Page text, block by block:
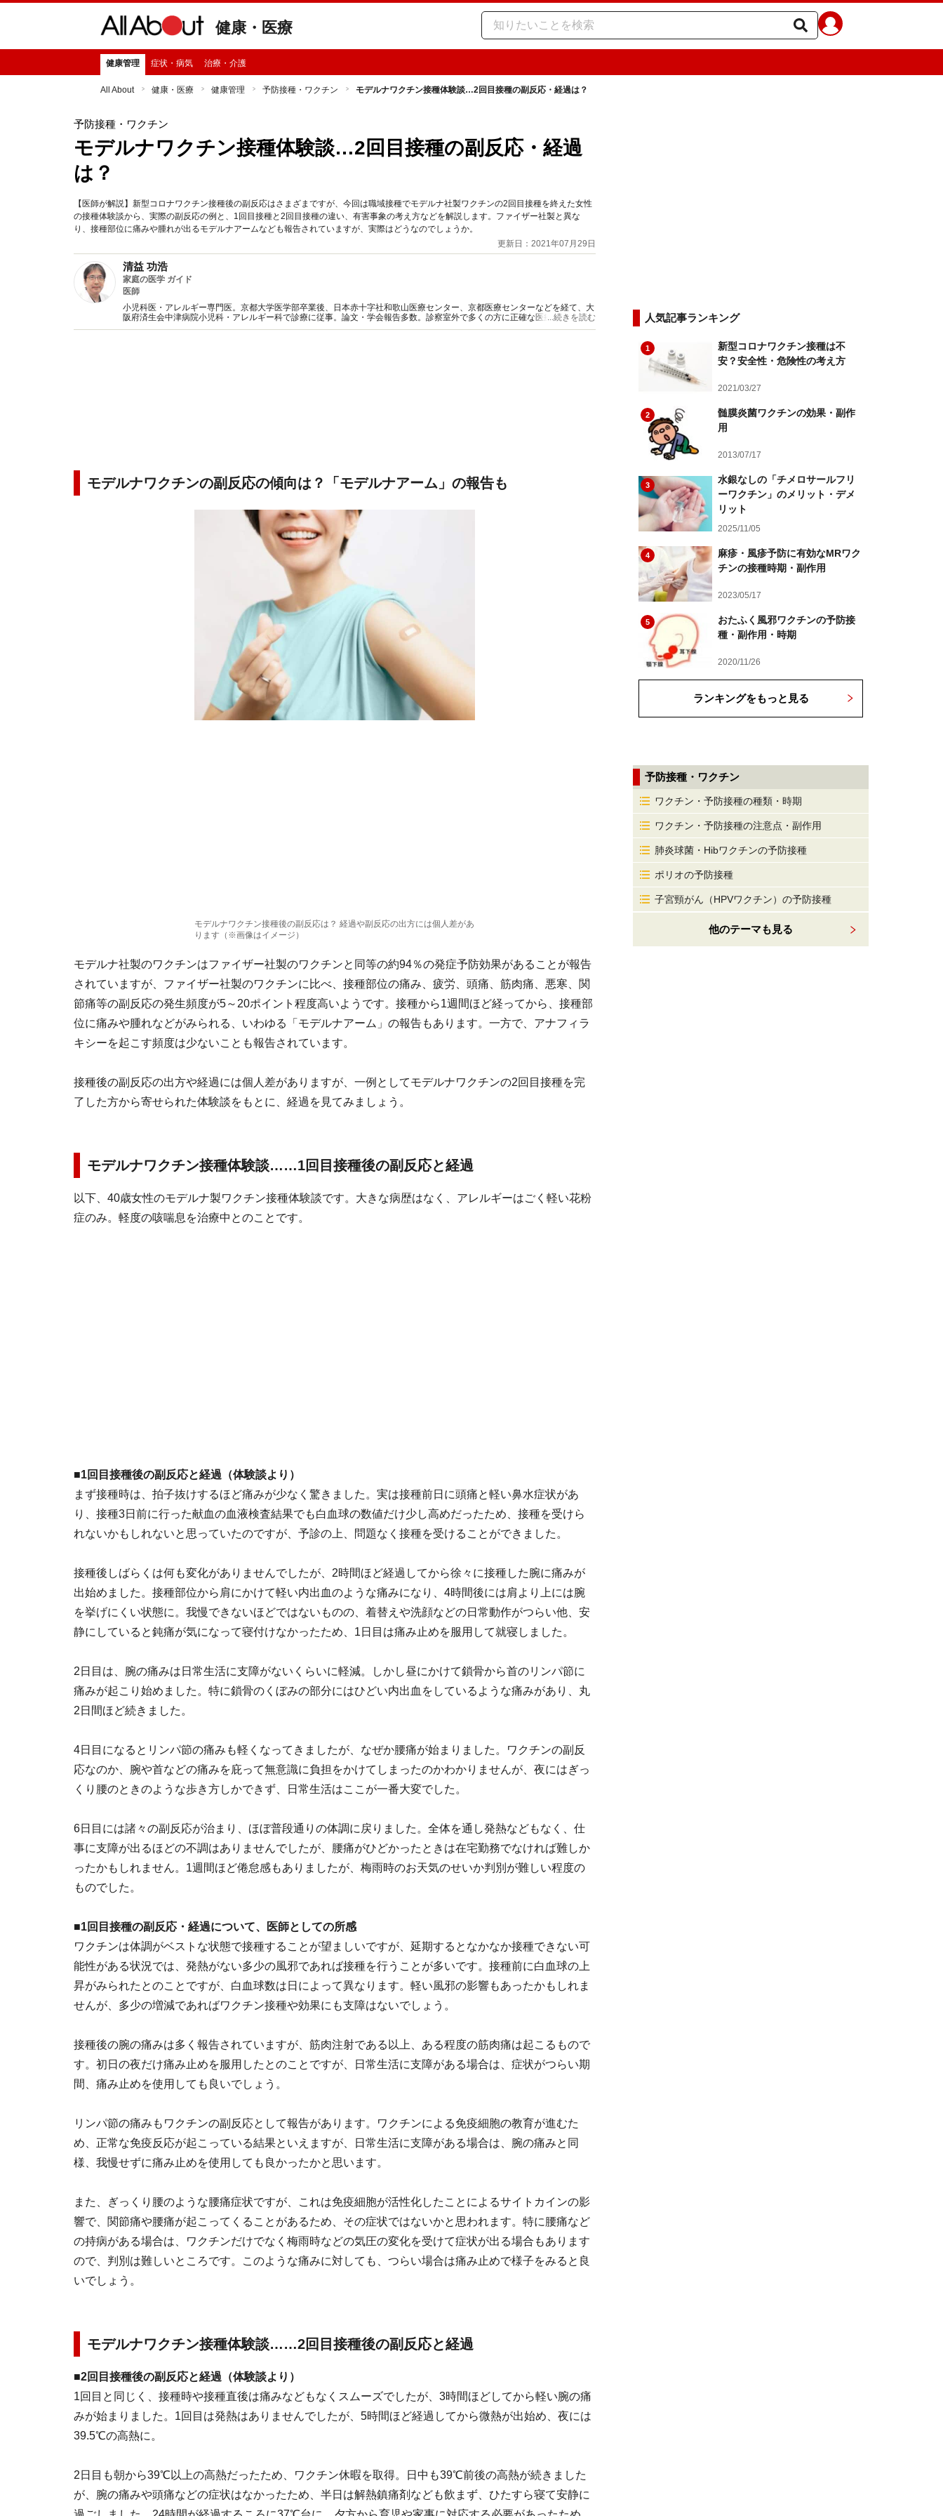
健康・医療
健康管理 症状・病気 治療・介護
All About 健康・医療 健康管理 予防接種・ワクチン モデルナワクチン接種体験談…2回目接種の副反応・経過は？
予防接種・ワクチン
モデルナワクチン接種体験談…2回目接種の副反応・経過
は？
【医師が解説】新型コロナワクチン接種後の副反応はさまざまですが、今回は職域接種でモデルナ社製ワクチンの2回目接種を終えた女性
の接種体験談から、実際の副反応の例と、1回目接種と2回目接種の違い、有害事象の考え方などを解説します。ファイザー社製と異な
り、接種部位に痛みや腫れが出るモデルナアームなども報告されていますが、実際はどうなのでしょうか。
更新日：2021年07月29日
清益 功浩
家庭の医学 ガイド
医師
小児科医・アレルギー専門医。京都大学医学部卒業後、日本赤十字社和歌山医療センター、京都医療センターなどを経て、大
阪府済生会中津病院小児科・アレルギー科で診療に従事。論文・学会報告多数。診察室外で多くの方に正確な医療情報を届け
たいと、インターネットやテレビ、書籍などでも数多くの情報発信を行っている。
...続きを読む
モデルナワクチンの副反応の傾向は？「モデルナアーム」の報告も
モデルナワクチン接種後の副反応は？ 経過や副反応の出方には個人差があ
ります（※画像はイメージ）
モデルナ社製のワクチンはファイザー社製のワクチンと同等の約94％の発症予防効果があることが報告
されていますが、ファイザー社製のワクチンに比べ、接種部位の痛み、疲労、頭痛、筋肉痛、悪寒、関
節痛等の副反応の発生頻度が5～20ポイント程度高いようです。接種から1週間ほど経ってから、接種部
位に痛みや腫れなどがみられる、いわゆる「モデルナアーム」の報告もあります。一方で、アナフィラ
キシーを起こす頻度は少ないことも報告されています。
接種後の副反応の出方や経過には個人差がありますが、一例としてモデルナワクチンの2回目接種を完
了した方から寄せられた体験談をもとに、経過を見てみましょう。
モデルナワクチン接種体験談……1回目接種後の副反応と経過
以下、40歳女性のモデルナ製ワクチン接種体験談です。大きな病歴はなく、アレルギーはごく軽い花粉
症のみ。軽度の咳喘息を治療中とのことです。
■1回目接種後の副反応と経過（体験談より）
まず接種時は、拍子抜けするほど痛みが少なく驚きました。実は接種前日に頭痛と軽い鼻水症状があ
り、接種3日前に行った献血の血液検査結果でも白血球の数値だけ少し高めだったため、接種を受けら
れないかもしれないと思っていたのですが、予診の上、問題なく接種を受けることができました。
接種後しばらくは何も変化がありませんでしたが、2時間ほど経過してから徐々に接種した腕に痛みが
出始めました。接種部位から肩にかけて軽い内出血のような痛みになり、4時間後には肩より上には腕
を挙げにくい状態に。我慢できないほどではないものの、着替えや洗顔などの日常動作がつらい他、安
静にしていると鈍痛が気になって寝付けなかったため、1日目は痛み止めを服用して就寝しました。
2日目は、腕の痛みは日常生活に支障がないくらいに軽減。しかし昼にかけて鎖骨から首のリンパ節に
痛みが起こり始めました。特に鎖骨のくぼみの部分にはひどい内出血をしているような痛みがあり、丸
2日間ほど続きました。
4日目になるとリンパ節の痛みも軽くなってきましたが、なぜか腰痛が始まりました。ワクチンの副反
応なのか、腕や首などの痛みを庇って無意識に負担をかけてしまったのかわかりませんが、夜にはぎっ
くり腰のときのような歩き方しかできず、日常生活はここが一番大変でした。
6日目には諸々の副反応が治まり、ほぼ普段通りの体調に戻りました。全体を通し発熱などもなく、仕
事に支障が出るほどの不調はありませんでしたが、腰痛がひどかったときは在宅勤務でなければ難しか
ったかもしれません。1週間ほど倦怠感もありましたが、梅雨時のお天気のせいか判別が難しい程度の
ものでした。
■1回目接種の副反応・経過について、医師としての所感
ワクチンは体調がベストな状態で接種することが望ましいですが、延期するとなかなか接種できない可
能性がある状況では、発熱がない多少の風邪であれば接種を行うことが多いです。接種前に白血球の上
昇がみられたとのことですが、白血球数は日によって異なります。軽い風邪の影響もあったかもしれま
せんが、多少の増減であればワクチン接種や効果にも支障はないでしょう。
接種後の腕の痛みは多く報告されていますが、筋肉注射である以上、ある程度の筋肉痛は起こるもので
す。初日の夜だけ痛み止めを服用したとのことですが、日常生活に支障がある場合は、症状がつらい期
間、痛み止めを使用しても良いでしょう。
リンパ節の痛みもワクチンの副反応として報告があります。ワクチンによる免疫細胞の教育が進むた
め、正常な免疫反応が起こっている結果といえますが、日常生活に支障がある場合は、腕の痛みと同
様、我慢せずに痛み止めを使用しても良かったかと思います。
また、ぎっくり腰のような腰痛症状ですが、​​​これは免疫細胞が活性化したことによるサイトカインの影
響で、関節痛や腰痛が起こってくることがあるため、その症状ではないかと思われます。特に腰痛など
の持病がある場合は、ワクチンだけでなく梅雨時などの気圧の変化を受けて症状が出る場合もあります
ので、判別は難しいところです。このような痛みに対しても、つらい場合は痛み止めで様子をみると良
いでしょう。
モデルナワクチン接種体験談……2回目接種後の副反応と経過
■2回目接種後の副反応と経過（体験談より）
1回目と同じく、接種時や接種直後は痛みなどもなくスムーズでしたが、3時間ほどしてから軽い腕の痛
みが始まりました。1回目は発熱はありませんでしたが、5時間ほど経過してから微熱が出始め、夜には
39.5℃の高熱に。
2日目も朝から39℃以上の高熱だったため、ワクチン休暇を取得。日中も39℃前後の高熱が続きました
が、腕の痛みや頭痛などの症状はなかったため、半日は解熱鎮痛剤なども飲まず、ひたすら寝て安静に
人気記事ランキング
1
新型コロナワクチン接種は不
安？安全性・危険性の考え方
2021/03/27
2
髄膜炎菌ワクチンの効果・副作
用
2013/07/17
3
水銀なしの「チメロサールフリ
ーワクチン」のメリット・デメ
リット
2025/11/05
4
麻疹・風疹予防に有効なMRワク
チンの接種時期・副作用
2023/05/17
5
おたふく風邪ワクチンの予防接
種・副作用・時期
2020/11/26
ランキングをもっと見る
予防接種・ワクチン
ワクチン・予防接種の種類・時期
ワクチン・予防接種の注意点・副作用
肺炎球菌・Hibワクチンの予防接種
ポリオの予防接種
子宮頸がん（HPVワクチン）の予防接種
他のテーマも見る